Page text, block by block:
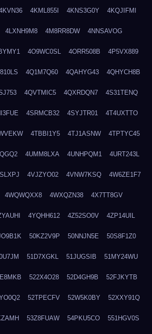
4KML855I 4KNS3G0Y 4KQJIFMI
4LXNH9M8 4M8RR8DW 4NNSAVOG
4O9WC0SL 4ORR508B 4P5VX889
4Q1M7Q60 4QAHYG43 4QHYCH8B
4QVTMIC5 4QXRDQN7 4S31TENQ
4SRMCB32 4SYJTR01 4T4UXTTO
4TBBI1Y5 4TJ1ASNW 4TPTYC45
4UMM8LXA 4UNHPQM1 4URT243L
4VJZYO02 4VNW7KSQ 4W6ZE1F7
4WQWQXX8 4WXQZN38 4X7TT8GV
4YQHH612 4Z52SO0V 4ZP14UIL
50KZ2V9P 50NNJN5E 50S8F1Z0
51D7XGKL 51JUGSIB 51MY24WU
522X4O28 52D4GH9B 52FJKYTB
52TPECFV 52W5K0BY 52XXY91Q
53Z8FUAW 54PKU5CO 551HGV0S